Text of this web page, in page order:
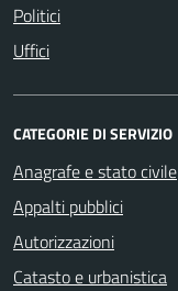
Politici
Uffici
CATEGORIE DI SERVIZIO
Anagrafe e stato civile
Appalti pubblici
Autorizzazioni
Catasto e urbanistica